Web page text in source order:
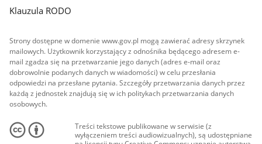
Klauzula RODO
Strony dostępne w domenie www.gov.pl mogą zawierać adresy skrzynek
mailowych. Użytkownik korzystający z odnośnika będącego adresem e-
mail zgadza się na przetwarzanie jego danych (adres e-mail oraz
dobrowolnie podanych danych w wiadomości) w celu przesłania
odpowiedzi na przesłane pytania. Szczegóły przetwarzania danych przez
każdą z jednostek znajdują się w ich politykach przetwarzania danych
osobowych.
Treści tekstowe publikowane w serwisie (z
wyłączeniem treści audiowizualnych), są udostępniane